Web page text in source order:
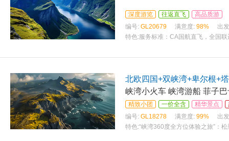
深度游览 往返直飞
高品质游
编号: GL20679 满意度: 98%
出
特色:服务标准：CA国航直飞，全国
北欧四国+双峡湾+卑尔根+
峡湾小火车 峡湾游船 菲子
精致小团 一价全含 精华景点
编号: GL18278 满意度: 99%
出
特色:“峡湾360度全方位体验之旅”：